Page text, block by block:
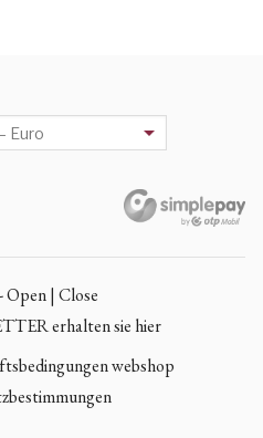
Open | Close
erhalten sie hier
webshop